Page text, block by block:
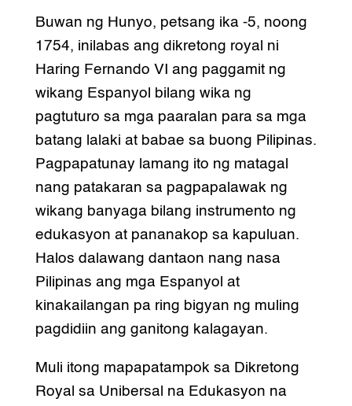
Buwan ng Hunyo, petsang ika -5, noong
1754, inilabas ang dikretong royal ni
Haring Fernando VI ang paggamit ng
wikang Espanyol bilang wika ng
pagtuturo sa mga paaralan para sa mga
batang lalaki at babae sa buong Pilipinas.
Pagpapatunay lamang ito ng matagal
nang patakaran sa pagpapalawak ng
wikang banyaga bilang instrumento ng
edukasyon at pananakop sa kapuluan.
Halos dalawang dantaon nang nasa
Pilipinas ang mga Espanyol at
kinakailangan pa ring bigyan ng muling
pagdidiin ang ganitong kalagayan.
Muli itong mapapatampok sa Dikretong
Royal sa Unibersal na Edukasyon na